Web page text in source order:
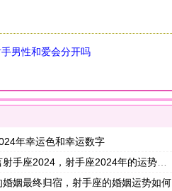
男性和爱会分开吗
年幸运色和幸运数字
手座2024，射手座2024年的运势如何
婚姻最终归宿，射手座的婚姻运势如何